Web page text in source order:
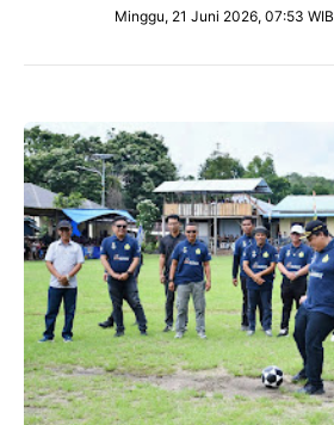
Minggu, 21 Juni 2026, 07:53 WIB